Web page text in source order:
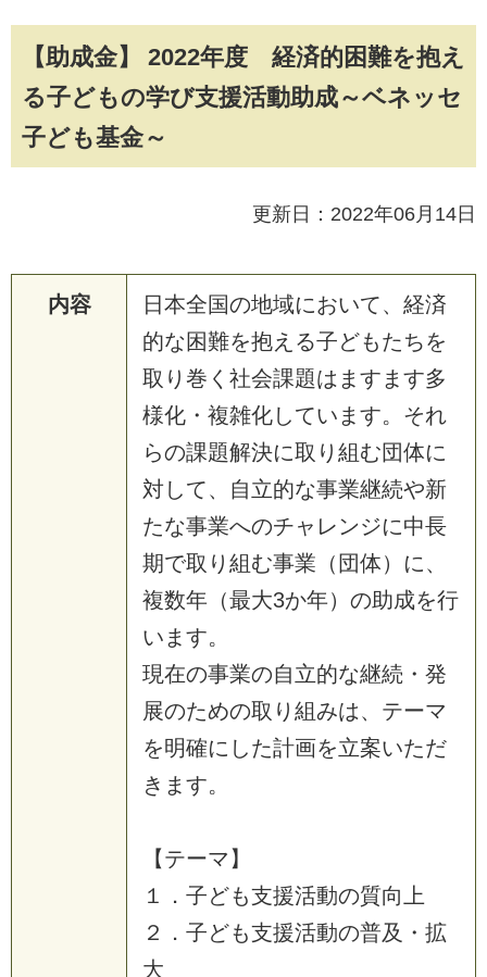
【助成金】 2022年度 経済的困難を抱え
る子どもの学び支援活動助成～ベネッセ
子ども基金～
更新日：2022年06月14日
内容 日 本全国の地域において、 経済
的な困難を抱え る子どもたちを
取 り 巻 く 社会課題は ま す ま す多
様化 ・ 複雑化してい ま す。 それ
らの課題解決に取 り 組む団体に
対して、 自立的な事業継続や新
たな事業へのチャ レンジに中長
期で取 り 組む事業 （ 団体） に、
複数年 （最大3か年） の助成を行
い ま す。
現在の事業の自立的な継続 ・ 発
展のための取 り 組みは、 テーマ
を明確に した計画を立案いただ
き ま す。
【テーマ 】
１
． 子ども支援活動の質向 上
２
． 子ども支援活動の普及 ・ 拡
大